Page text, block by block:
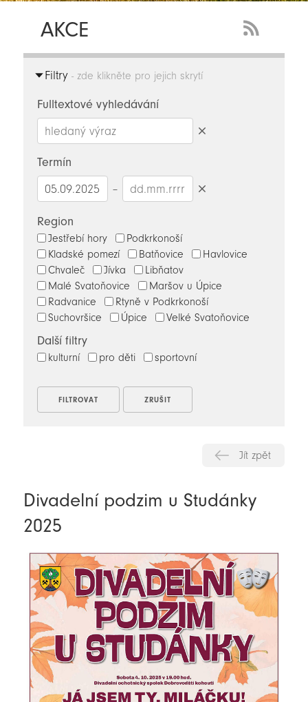
AKCE
Feed
Filtry- zde klikněte pro jejich skrytí
Fulltextové vyhledávání
Termín
–
Region
Jestřebí hory
Podkrkonoší
Kladské pomezí
Batňovice
Havlovice
Chvaleč
Jívka
Libňatov
Malé Svatoňovice
Maršov u Úpice
Radvanice
Rtyně v Podkrkonoší
Suchovršice
Úpice Velké Svatoňovice
Další filtry
kulturní pro děti sportovní
Jít zpět
Divadelní podzim u Studánky
2025